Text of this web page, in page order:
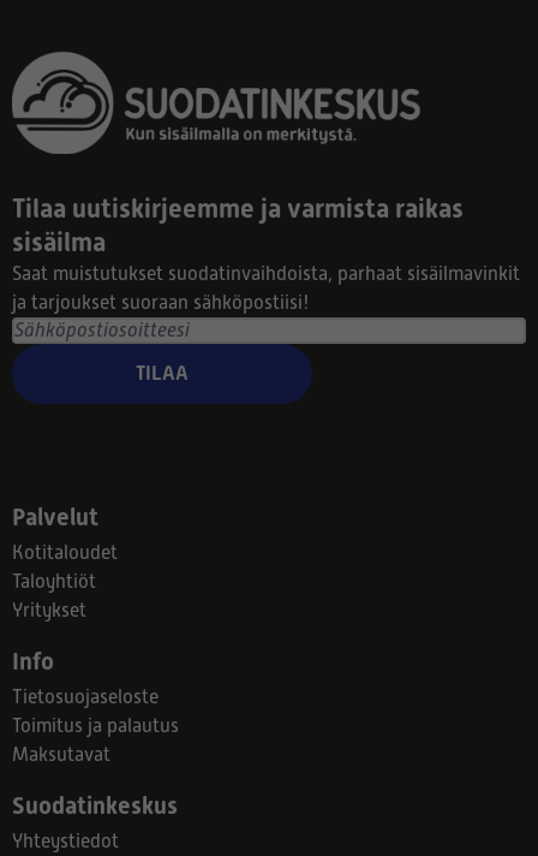
Tilaa uutiskirjeemme ja varmista raikas
sisäilma
Saat muistutukset suodatinvaihdoista, parhaat sisäilmavinkit
ja tarjoukset suoraan sähköpostiisi!
TILAA
Palvelut
Kotitaloudet
Taloyhtiöt
Yritykset
Info
Tietosuojaseloste
Toimitus ja palautus
Maksutavat
Suodatinkeskus
Yhteystiedot